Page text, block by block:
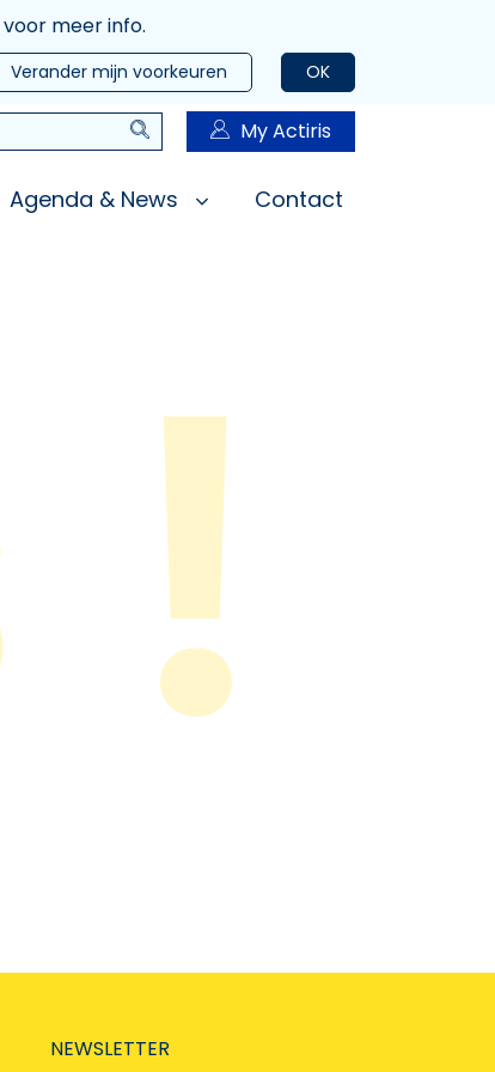
voor meer info.
OK
Verander mijn voorkeuren
Zoeken My Actiris
Agenda & News Contact
NEWSLETTER